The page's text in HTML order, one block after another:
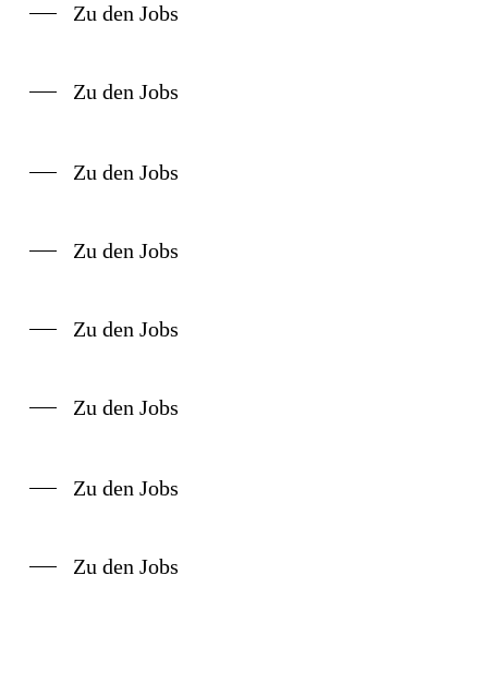
Zu den Jobs
Zu den Jobs
Zu den Jobs
Zu den Jobs
Zu den Jobs
Zu den Jobs
Zu den Jobs
Zu den Jobs